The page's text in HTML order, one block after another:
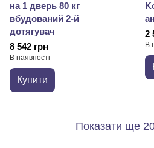
на 1 дверь 80 кг
вбудований 2-й
дотягувач
8 542 грн
В наявності
Купити
2
В
Показати ще